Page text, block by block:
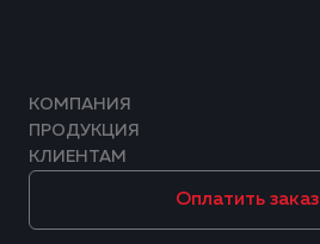
КОМПАНИЯ
ПРОДУКЦИЯ
КЛИЕНТАМ
Оплатить заказ